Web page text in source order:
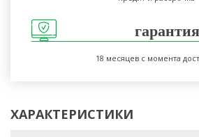
гарантия
18 месяцев с момента
ХАРАКТЕРИСТИКИ